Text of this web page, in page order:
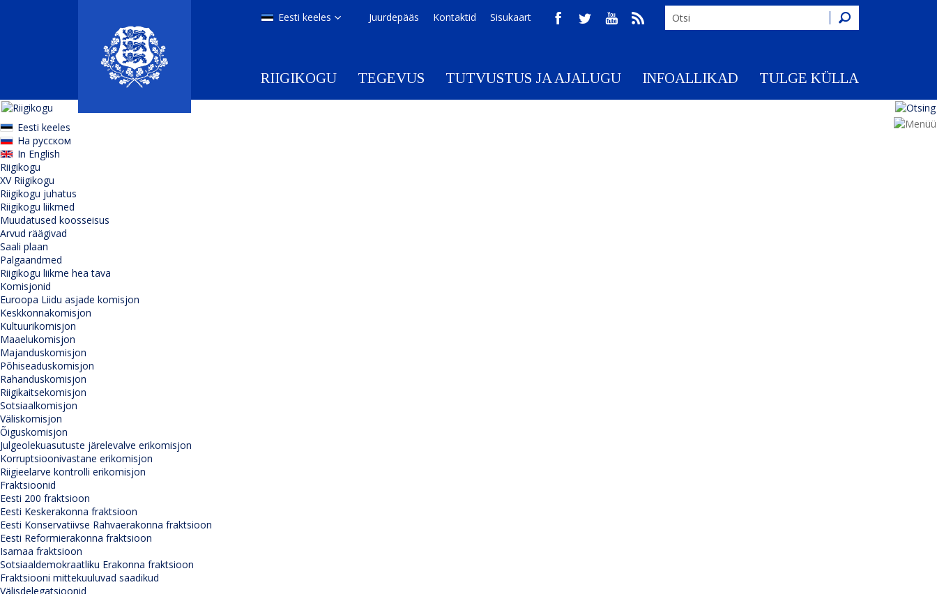
Otsing
Juurdepääs Kontaktid Sisukaart
Eesti keeles
RIIGIKOGU TEGEVUS TUTVUSTUS JA AJALUGU INFOALLIKAD TULGE KÜLLA
Eesti keeles
На русском
In English
Riigikogu
XV Riigikogu
Riigikogu juhatus
Riigikogu liikmed
Muudatused koosseisus
Arvud räägivad
Saali plaan
Palgaandmed
Riigikogu liikme hea tava
Komisjonid
Euroopa Liidu asjade komisjon
Keskkonnakomisjon
Kultuurikomisjon
Maaelukomisjon
Majanduskomisjon
Põhiseaduskomisjon
Rahanduskomisjon
Riigikaitsekomisjon
Sotsiaalkomisjon
Väliskomisjon
Õiguskomisjon
Julgeolekuasutuste järelevalve erikomisjon
Korruptsioonivastane erikomisjon
Riigieelarve kontrolli erikomisjon
Fraktsioonid
Eesti 200 fraktsioon
Eesti Keskerakonna fraktsioon
Eesti Konservatiivse Rahvaerakonna fraktsioon
Eesti Reformierakonna fraktsioon
Isamaa fraktsioon
Sotsiaaldemokraatliku Erakonna fraktsioon
Fraktsiooni mittekuuluvad saadikud
Välisdelegatsioonid